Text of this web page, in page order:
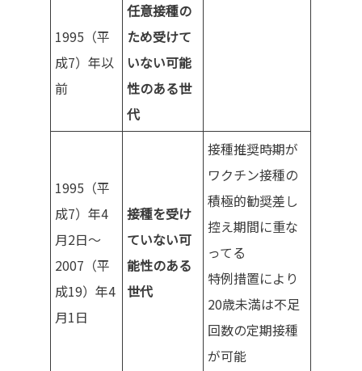
1995（平
成7）年以
前
任意接種の
ため受けて
いない可能
性のある世
代
1995（平
成7）年4
月2日～
2007（平
成19）年4
月1日
接種を受け
ていない可
能性のある
世代
接種推奨時期が
ワクチン接種の
積極的勧奨差し
控え期間に重な
ってる
特例措置により
20歳未満は不足
回数の定期接種
が可能